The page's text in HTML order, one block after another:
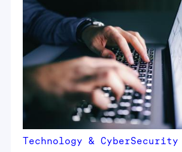
Technology & CyberSecurity